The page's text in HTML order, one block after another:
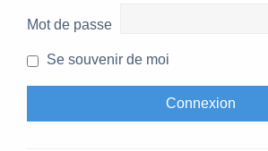
Mot de passe
Se souvenir de moi